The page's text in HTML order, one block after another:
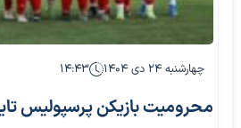
چهارشنبه ۲۴ دی ۱۴۰۴ ۱۴:۴۳
محرومیت بازیکن پرسپولیس